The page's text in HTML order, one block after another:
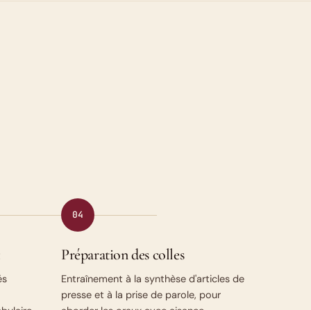
04
Préparation des colles
Entraînement à la synthèse d'articles de
presse et à la prise de parole, pour